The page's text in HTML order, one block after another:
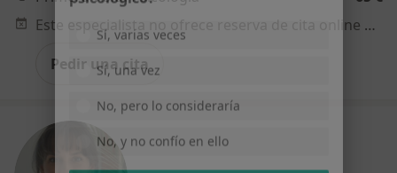
Este especialista no ofrece reserva de cita online en esta dirección.
Pedir una cita
psicológico?
Sí, varias veces